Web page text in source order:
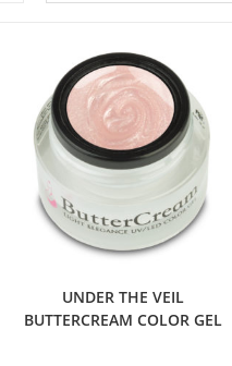
WEB
UNDER THE VEIL
BUTTERCREAM COLOR GEL